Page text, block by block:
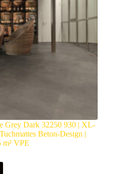
Grey Dark 32250 930 | XL-
Beton-Design |
m² VPE